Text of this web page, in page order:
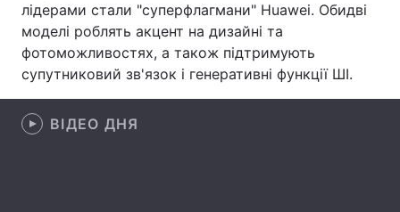
Тема оформлення
лідерами стали "суперфлагмани" Huawei. Обидві
моделі роблять акцент на дизайні та
фотоможливостях, а також підтримують
супутниковий зв'язок і генеративні функції ШІ.
ВІДЕО ДНЯ